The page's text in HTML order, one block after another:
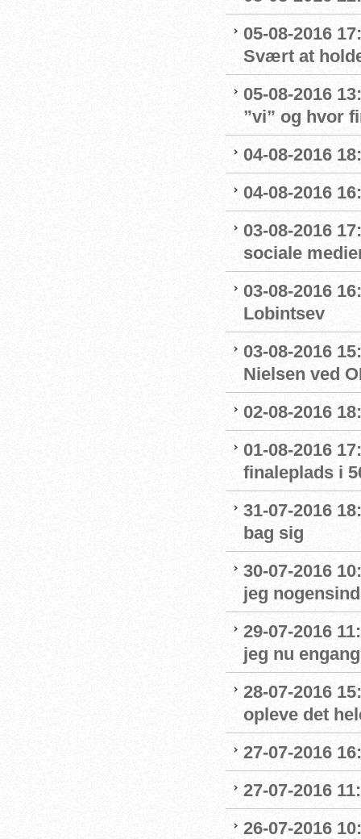
05-08-2016
Svært at
05-08-2016
”vi” og hvor
04-08-2016
04-08-2016
03-08-2016
sociale
03-08-2016
Lobintsev
03-08-2016
Nielsen ved
02-08-2016
01-08-2016
finaleplads i
31-07-2016
bag sig
30-07-2016
jeg
29-07-2016
jeg nu
28-07-2016
opleve det
27-07-2016
27-07-2016
26-07-2016